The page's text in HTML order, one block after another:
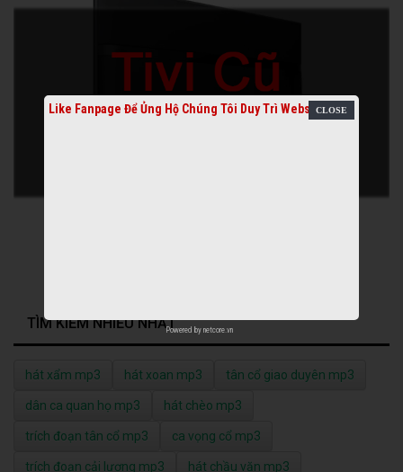
TÌM KIẾM NHIỀU NHẤT
hát xẩm mp3 hát xoan mp3 tân cổ giao duyên mp3
dân ca quan họ mp3 hát chèo mp3
trích đoạn tân cổ mp3 ca vọng cổ mp3
trích đoạn cải lương mp3 hát chầu văn mp3
Like Fanpage Để Ủng Hộ Chúng Tôi Duy Trì Website
Powered by netcore.vn